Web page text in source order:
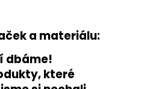
a materiálu:
dbáme!
které